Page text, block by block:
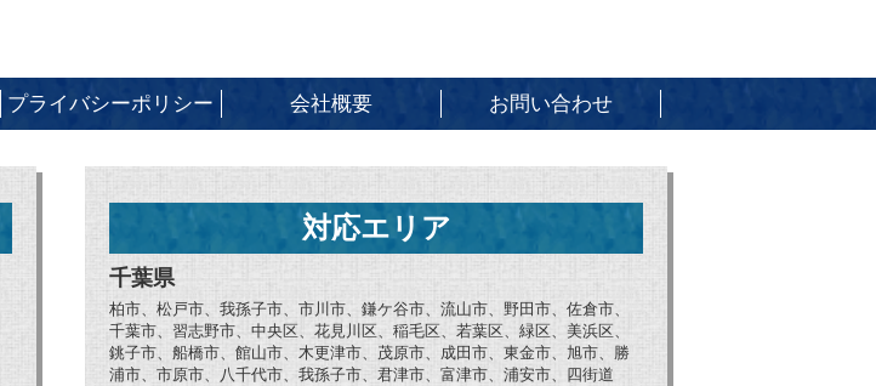
プライバシーポリシー 会社概要 お問い合わせ
対応エリア
千葉県
柏市、松戸市、我孫子市、市川市、鎌ケ谷市、流山市、野田市、佐倉市、
千葉市、習志野市、中央区、花見川区、稲毛区、若葉区、緑区、美浜区、
銚子市、船橋市、館山市、木更津市、茂原市、成田市、東金市、旭市、勝
浦市、市原市、八千代市、我孫子市、君津市、富津市、浦安市、四街道